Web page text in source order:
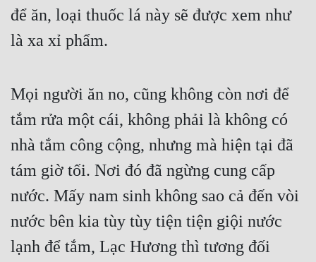
để ăn, loại thuốc lá này sẽ được xem như
là xa xỉ phẩm.
Mọi người ăn no, cũng không còn nơi để
tắm rửa một cái, không phải là không có
nhà tắm công cộng, nhưng mà hiện tại đã
tám giờ tối. Nơi đó đã ngừng cung cấp
nước. Mấy nam sinh không sao cả đến vòi
nước bên kia tùy tùy tiện tiện giội nước
lạnh để tắm, Lạc Hương thì tương đối